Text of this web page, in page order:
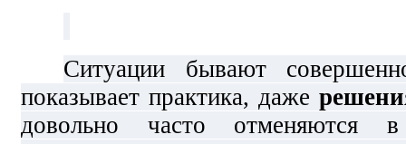
Ситуации бывают
показывает практика, даже
довольно часто